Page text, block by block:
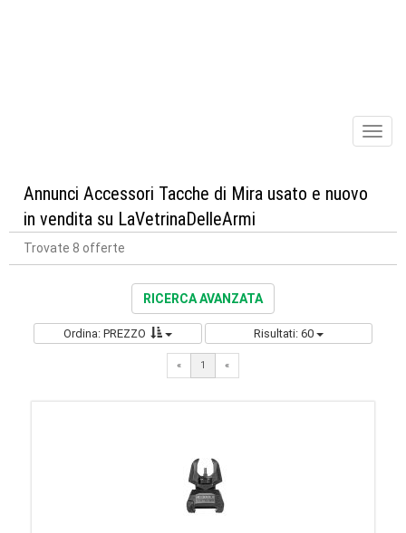
Annunci Accessori Tacche di Mira usato e nuovo
in vendita su LaVetrinaDelleArmi
Trovate 8 offerte
RICERCA AVANZATA
Ordina: PREZZO Risultati: 60
« 1 «